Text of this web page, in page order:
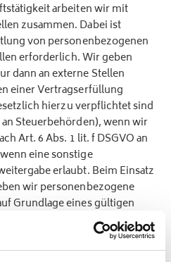
arbeiten wir mit
zusammen. Dabei ist
von personenbezogenen
erforderlich. Wir geben
dann an externe Stellen
einer Vertragserfüllung
hierzu verpflichtet sind
Steuerbehörden), wenn wir
Art. 6 Abs. 1 lit. f DSGVO an
eine sonstige
erlaubt. Beim Einsatz
wir personenbezogene
Grundlage eines gültigen
weiter. Im Falle einer
wird ein Vertrag über